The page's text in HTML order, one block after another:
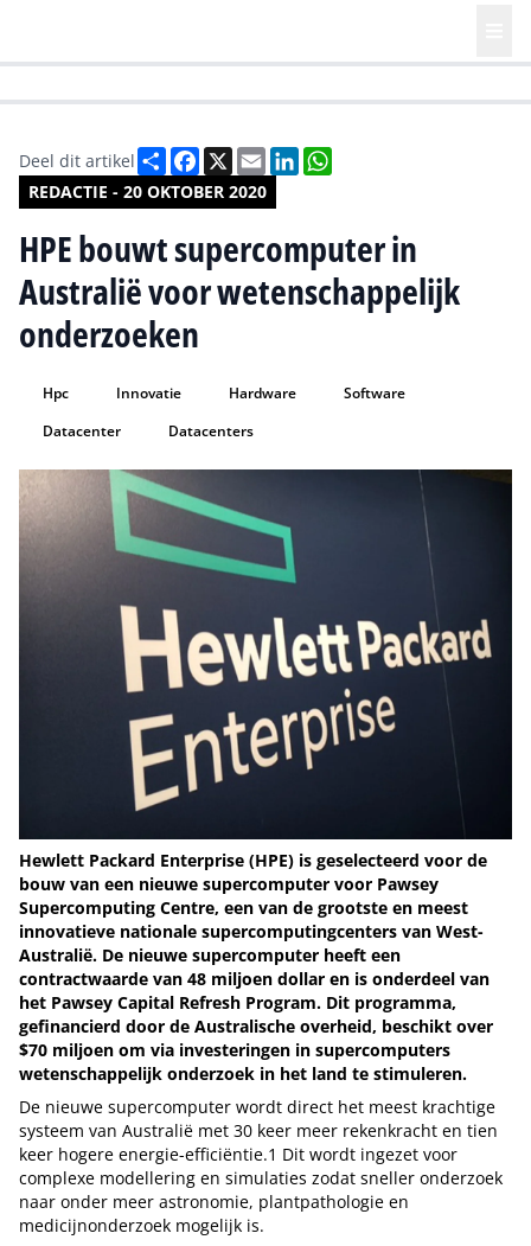
REDACTIE - 20 OKTOBER 2020
Deel dit artikel DeelFacebook
X EmailLinkedIn
HPE bouwt supercomputer in
Australië voor wetenschappelijk
onderzoeken
Hpc Innovatie Hardware
Software
Datacenter
Datacenters
Hewlett Packard Enterprise (HPE) is geselecteerd voor de
bouw van een nieuwe supercomputer voor Pawsey
Supercomputing Centre, een van de grootste en meest
innovatieve nationale supercomputingcenters van West-
Australië. De nieuwe supercomputer heeft een
contractwaarde van 48 miljoen dollar en is onderdeel van
het Pawsey Capital Refresh Program. Dit programma,
gefinancierd door de Australische overheid, beschikt over
$70 miljoen om via investeringen in supercomputers
wetenschappelijk onderzoek in het land te stimuleren.
De nieuwe supercomputer wordt direct het meest krachtige
systeem van Australië met 30 keer meer rekenkracht en tien
keer hogere energie-efficiëntie.1 Dit wordt ingezet voor
complexe modellering en simulaties zodat sneller onderzoek
naar onder meer astronomie, plantpathologie en
medicijnonderzoek mogelijk is.